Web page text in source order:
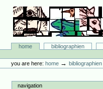
content.
navigation
Bibliographie-Portal
Sectionshome bibliographien
tools
you are here: home →bibliographien
navigation